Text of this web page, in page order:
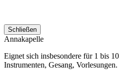
Schließen
Annakapelle
Eignet sich insbesondere für 1 bis
Instrumenten, Gesang, Vorlesungen.